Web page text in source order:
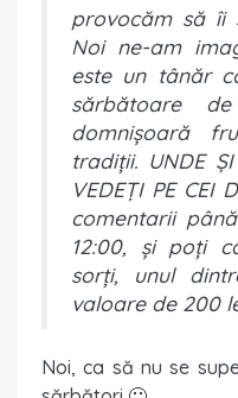
provocăm să îi
Noi ne-am
este un tânăr
sărbătoare
domnișoară
tradiții. UNDE
VEDEȚI PE
comentarii
12:00, și poți
sorți, unul
valoare de 200
Noi, ca să nu se